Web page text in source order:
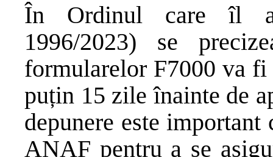
În Ordinul care îl
1996/2023) se
formularelor F7000 va
puțin 15 zile înainte de
depunere este
ANAF pentru a se